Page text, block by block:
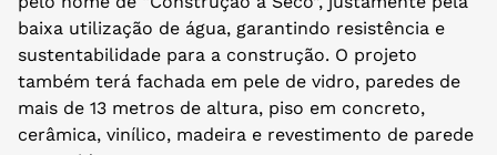
baixa utilização de água, garantindo resistência e
sustentabilidade para a construção. O projeto
também terá fachada em pele de vidro, paredes de
mais de 13 metros de altura, piso em concreto,
cerâmica, vinílico, madeira e revestimento de parede